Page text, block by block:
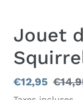
Jouet
Prix
€12,95 Prix